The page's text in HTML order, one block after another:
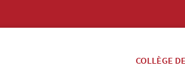
COLLÈGE